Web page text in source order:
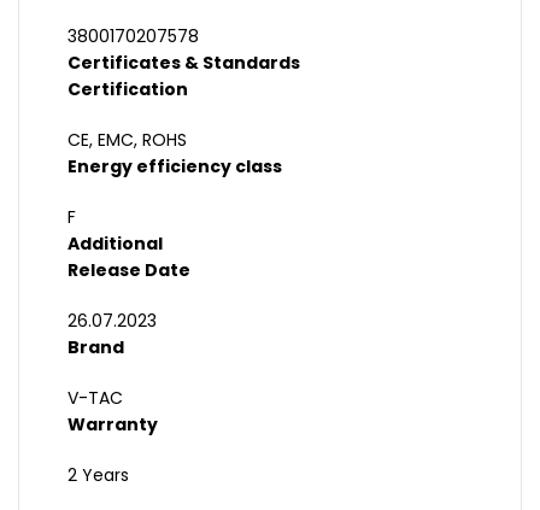
3800170207578
Certificates & Standards
Certification
CE, EMC, ROHS
Energy efficiency class
F
Additional
Release Date
26.07.2023
Brand
V-TAC
Warranty
2 Years